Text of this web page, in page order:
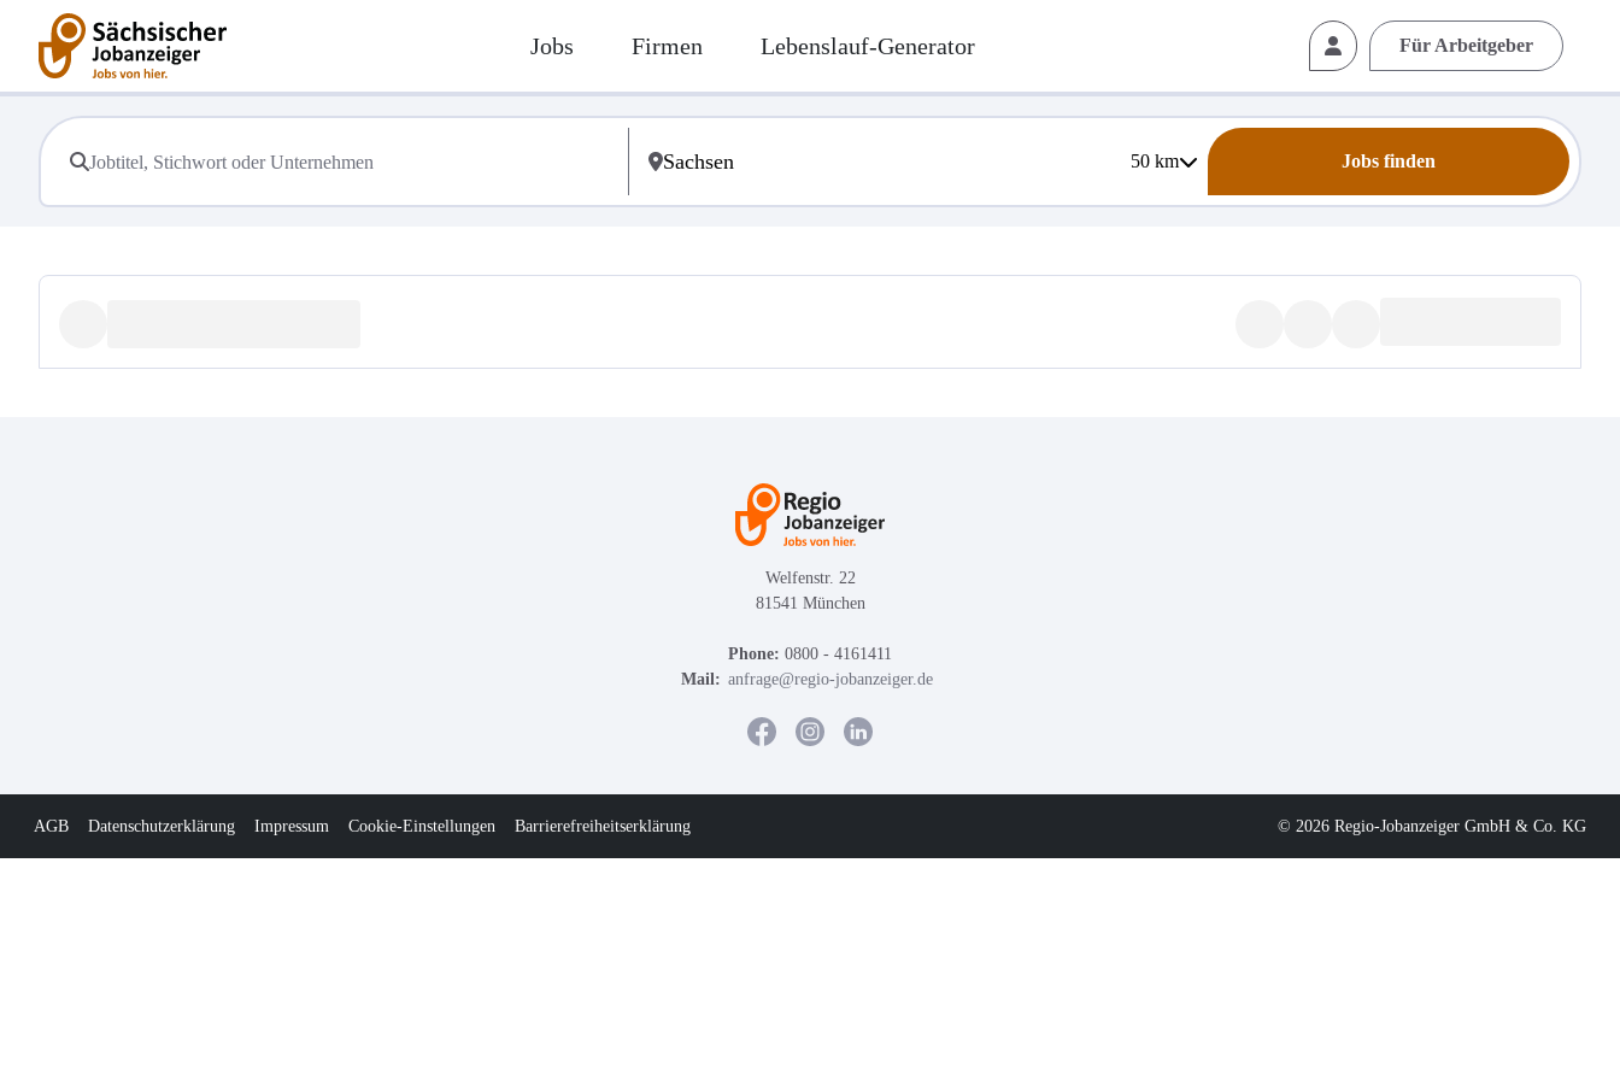
Jobs Firmen Lebenslauf-Generator Für Arbeitgeber
50km Jobs finden
Welfenstr. 22
81541 München
Phone: 0800 - 4161411
Mail: anfrage@regio-jobanzeiger.de
AGB Datenschutzerklärung Impressum Cookie-Einstellungen Barrierefreiheitserklärung © 2026 Regio-Jobanzeiger GmbH & Co. KG